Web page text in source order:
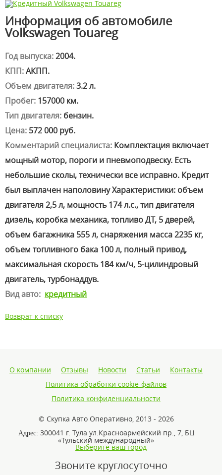
Информация об автомобиле
Volkswagen Touareg
Год выпуска:2004.
КПП:АКПП.
Объем двигателя:3.2 л.
Пробег: 157000 км.
Тип двигателя: бензин.
Цена: 572 000 руб.
Комментарий специалиста: Комплектация включает
мощный мотор, пороги и пневмоподвеску. Есть
небольшие сколы, технически все исправно. Кредит
был выплачен наполовину Характеристики: объем
двигателя 2,5 л, мощность 174 л.с., тип двигателя
дизель, коробка механика, топливо ДТ, 5 дверей,
объем багажника 555 л, снаряжения масса 2235 кг,
объем топливного бака 100 л, полный привод,
максимальная скорость 184 км/ч, 5-цилиндровый
двигатель, турбонаддув.
Вид авто: кредитный
Возврат к списку
О компании Отзывы Новости Статьи
Контакты
Политика обработки cookie-файлов
Политика конфиденциальности
© Скупка Авто Оперативно, 2013 - 2026
Адрес: 300041 г. Тула ул.Красноармейский пр., 7, БЦ
«Тульский международный»
Выберите ваш город
Звоните круглосуточно